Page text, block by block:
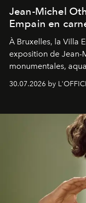
Jean-Michel
Empain en
À Bruxelles, la Villa
exposition de Jean-
monumentales,
soufflé, l’artiste
émotionnel où
émerveillement.
30.07.2026 by